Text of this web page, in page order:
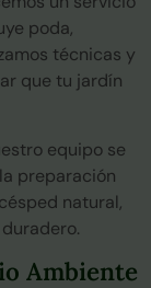
poda,
técnicas y
que tu jardín
equipo se
preparación
natural,
Ambiente